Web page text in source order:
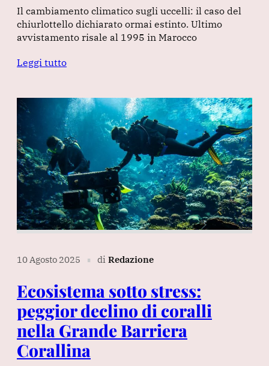
Il cambiamento climatico sugli uccelli: il caso del
chiurlottello dichiarato ormai estinto. Ultimo
avvistamento risale al 1995 in Marocco
Leggi tutto
10 Agosto 2025 ∎ di Redazione
Ecosistema sotto stress:
peggior declino di coralli
nella Grande Barriera
Corallina